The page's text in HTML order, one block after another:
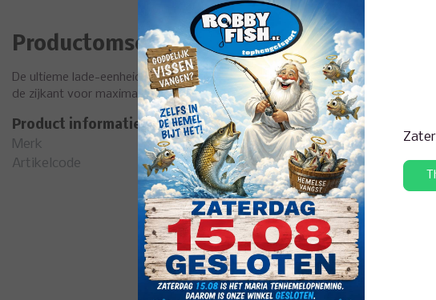
Productomschrijving
De ultieme lade-eenheid is de combinatie van een ondiepe lade, 2 lades aan de
de zijkant voor maximale hoogteverstelling en opbergruimte.
Product informatie
Merk
Nytro
Artikelcode
21000006